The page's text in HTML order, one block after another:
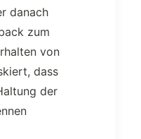
danach
zum
von
dass
der